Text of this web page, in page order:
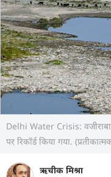
Delhi Water Crisis:
पर रिकॉर्ड किया गया.
ऋचीक मिश्रा